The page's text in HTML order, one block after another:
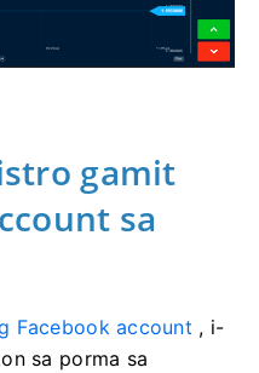
gamit
sa
Facebook account , i-
sa porma sa